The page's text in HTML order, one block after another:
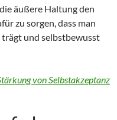
äußere Haltung den
zu sorgen, dass man
trägt und selbstbewusst
von Selbstakzeptanz